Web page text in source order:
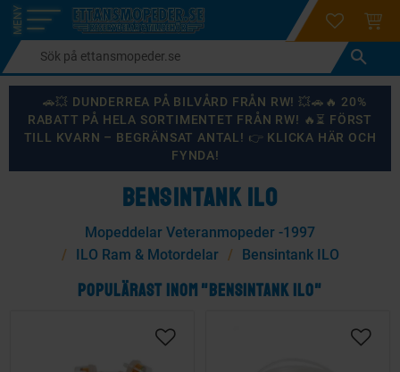
Meny
login
🚗💥 DUNDERREA PÅ BILVÅRD FRÅN RW! 💥🚗🔥 20%
RABATT PÅ HELA SORTIMENTET FRÅN RW! 🔥⏳ FÖRST
TILL KVARN – BEGRÄNSAT ANTAL! 👉 KLICKA HÄR OCH
FYNDA!
BENSINTANK ILO
Mopeddelar Veteranmopeder -1997
ILO Ram & Motordelar
Bensintank ILO
POPULÄRAST INOM "BENSINTANK ILO"